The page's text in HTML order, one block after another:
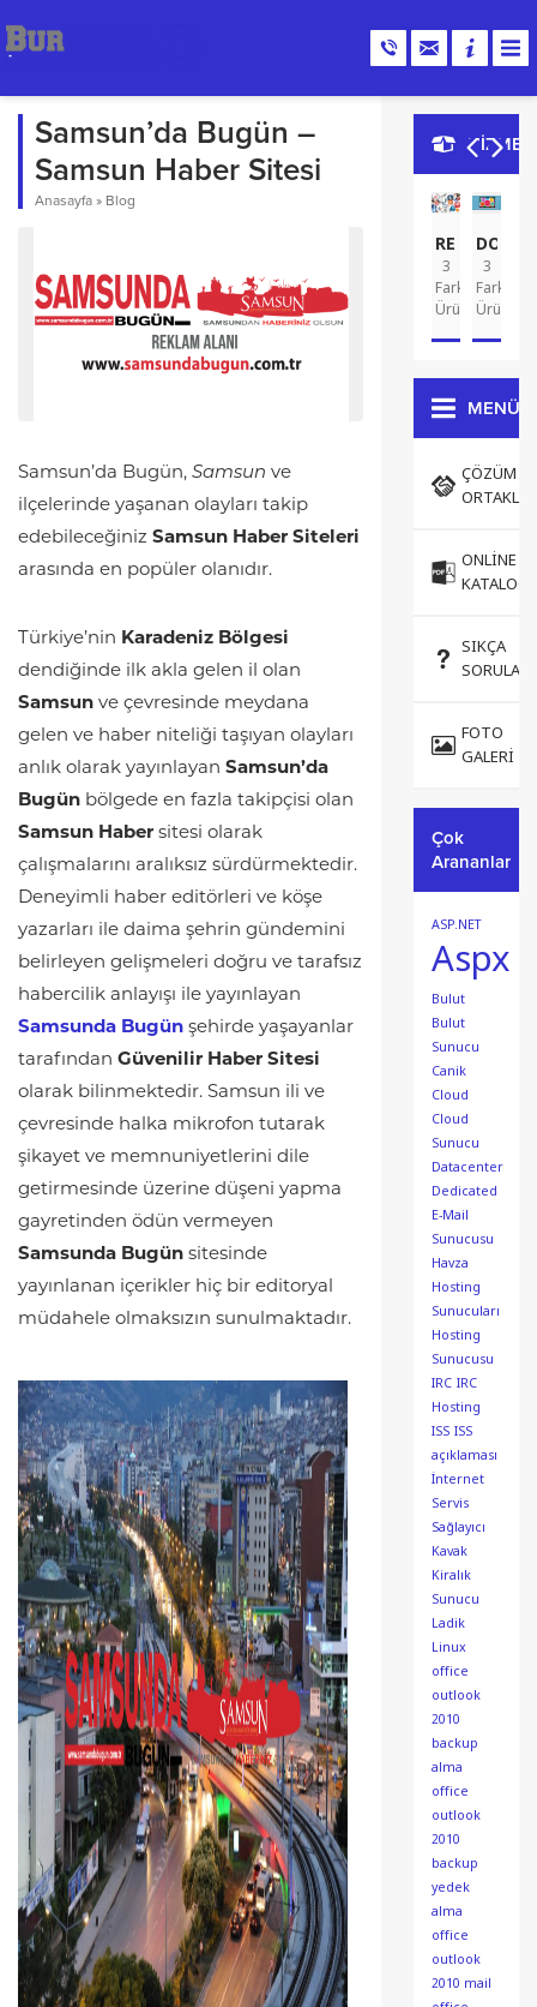
Samsun’da Bugün –
Samsun Haber Sitesi
Anasayfa » Blog
Samsun’da Bugün, Samsun ve
ilçelerinde yaşanan olayları takip
edebileceğiniz Samsun Haber Siteleri
arasında en popüler olanıdır.
Türkiye’nin Karadeniz Bölgesi
dendiğinde ilk akla gelen il olan
Samsun ve çevresinde meydana
gelen ve haber niteliği taşıyan olayları
anlık olarak yayınlayan Samsun’da
Bugün bölgede en fazla takipçisi olan
Samsun Haber sitesi olarak
çalışmalarını aralıksız sürdürmektedir.
Deneyimli haber editörleri ve köşe
yazarları ile daima şehrin gündemini
belirleyen gelişmeleri doğru ve tarafsız
habercilik anlayışı ile yayınlayan
Samsunda Bugün şehirde yaşayanlar
tarafından Güvenilir Haber Sitesi
olarak bilinmektedir. Samsun ili ve
çevresinde halka mikrofon tutarak
şikayet ve memnuniyetlerini dile
getirmesinde üzerine düşeni yapma
gayretinden ödün vermeyen
Samsunda Bugün sitesinde
yayınlanan içerikler hiç bir editoryal
müdahele olmaksızın sunulmaktadır.
REKLAM
3
Farklı
Ürün
3
Farklı
Ürün
MENÜ
ÇÖZÜM
ONLINE
KATALOG
SIKÇA
FOTO
GALERI
Çok
Arananlar
ASP.NET
Aspx
Bulut
Bulut
Sunucu
Canik
Cloud
Cloud
Sunucu
Datacenter
Dedicated
E-Mail
Sunucusu
Havza
Hosting
Sunucuları
Hosting
Sunucusu
IRC IRC
Hosting
ISS ISS
açıklaması
İnternet
Servis
Sağlayıcı
Kavak
Kiralık
Sunucu
Ladik
Linux
office
outlook
2010
backup
alma
office
outlook
2010
backup
yedek
alma
office
outlook
2010 mail